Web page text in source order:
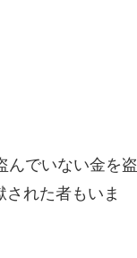
んでいない金を盗
れた者もいま